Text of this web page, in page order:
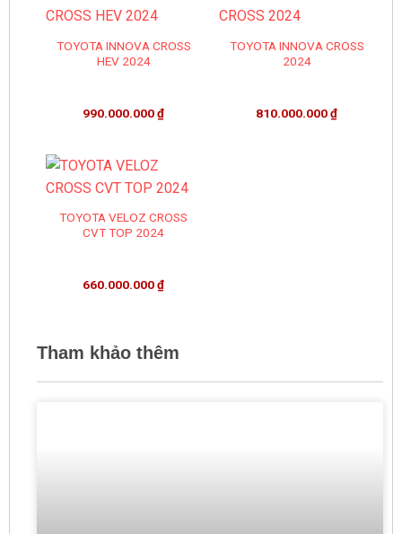
TOYOTA INNOVA CROSS
HEV 2024
990.000.000₫
TOYOTA INNOVA CROSS
2024
810.000.000₫
TOYOTA VELOZ CROSS
CVT TOP 2024
660.000.000₫
Tham khảo thêm